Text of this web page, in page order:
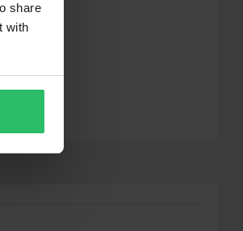
share
with